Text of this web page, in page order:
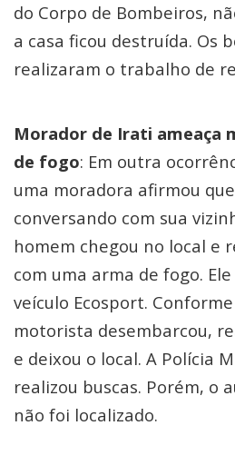
do Corpo de Bombeiros,
a casa ficou destruída. Os
realizaram o trabalho de
Morador de Irati ameaça
de fogo: Em outra
uma moradora afirmou
conversando com sua
homem chegou no local e
com uma arma de fogo.
veículo Ecosport.
motorista desembarcou,
e deixou o local. A Polícia
realizou buscas. Porém, o
não foi localizado.